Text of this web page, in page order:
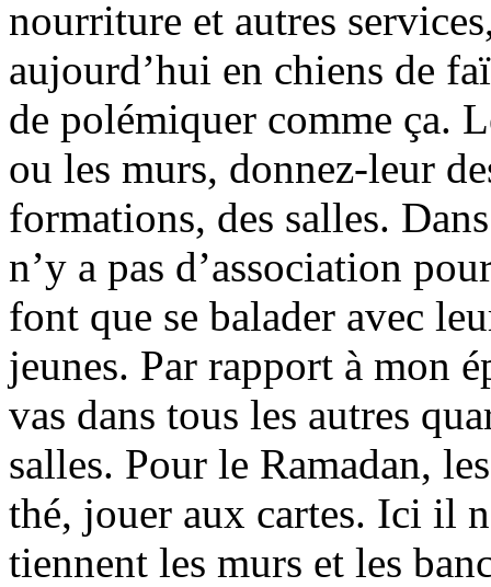
nourriture et autres
aujourd’hui en chiens de
de polémiquer comme ça.
ou les murs, donnez-leur
formations, des salles.
n’y a pas d’association
font que se balader avec
jeunes. Par rapport à mon
vas dans tous les autres
salles. Pour le Ramadan,
thé, jouer aux cartes. Ici il
tiennent les murs et les